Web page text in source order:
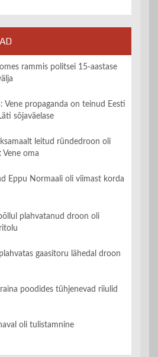
rammis politsei 15-aastase
Vene propaganda on teinud Eesti
sõjaväelase
leitud ründedroon oli
Vene oma
Eppu Normaali oli viimast korda
plahvatanud droon oli
gaasitoru lähedal droon
poodides tühjenevad riiulid
oli tulistamnine